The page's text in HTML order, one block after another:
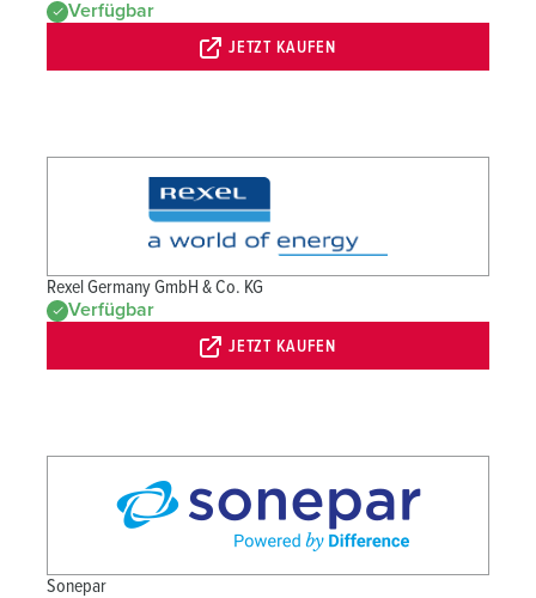
Verfügbar
JETZT KAUFEN
Rexel Germany GmbH & Co. KG
Verfügbar
JETZT KAUFEN
Sonepar